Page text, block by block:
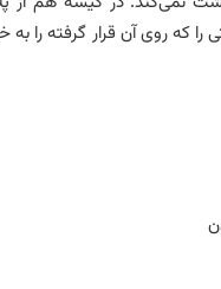
که روی آن قرار گرفته را